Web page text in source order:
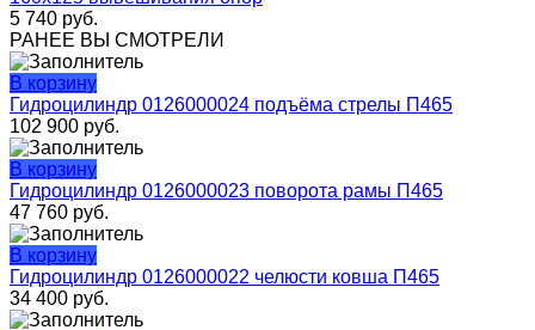
5 740 руб.
РАНЕЕ ВЫ СМОТРЕЛИ
В корзину
Гидроцилиндр 0126000024 подъёма стрелы П465
102 900 руб.
В корзину
Гидроцилиндр 0126000023 поворота рамы П465
47 760 руб.
В корзину
Гидроцилиндр 0126000022 челюсти ковша П465
34 400 руб.